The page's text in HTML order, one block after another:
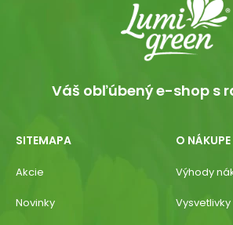
Váš obľúbený e-shop s
SITEMAPA
Akcie
Novinky
O NÁKUPE
Výhody
Vysvetlivky